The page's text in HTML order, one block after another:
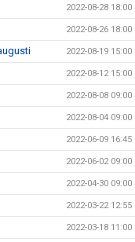
2022-08-28 18:00
2022-08-26 18:00
2022-08-19 15:00
2022-08-12 15:00
2022-08-08 09:00
2022-08-04 09:00
2022-06-09 16:45
2022-06-02 09:00
2022-04-30 09:00
2022-03-22 12:55
2022-03-18 11:00